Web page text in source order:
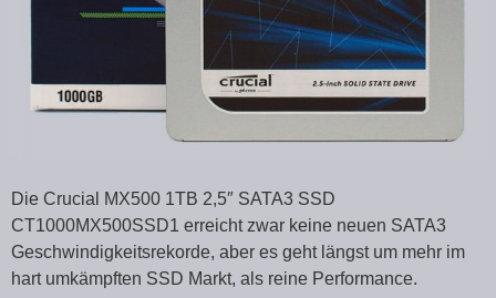
Die Crucial MX500 1TB 2,5″ SATA3 SSD
CT1000MX500SSD1 erreicht zwar keine neuen SATA3
Geschwindigkeitsrekorde, aber es geht längst um mehr im
hart umkämpften SSD Markt, als reine Performance.